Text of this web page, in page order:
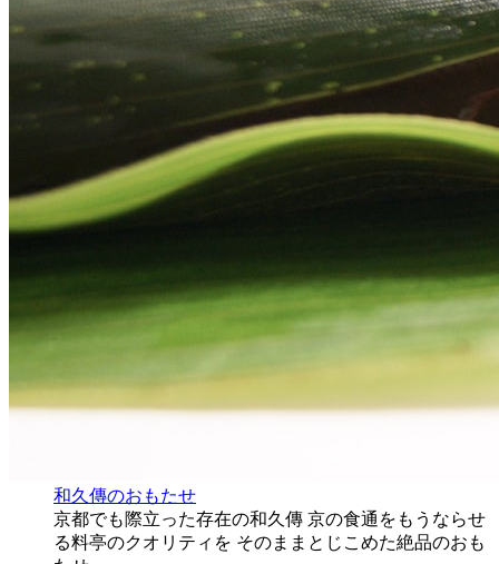
和久傳のおもたせ
京都でも際立った存在の和久傳 京の食通をもうならせ
る料亭のクオリティを そのままとじこめた絶品のおも